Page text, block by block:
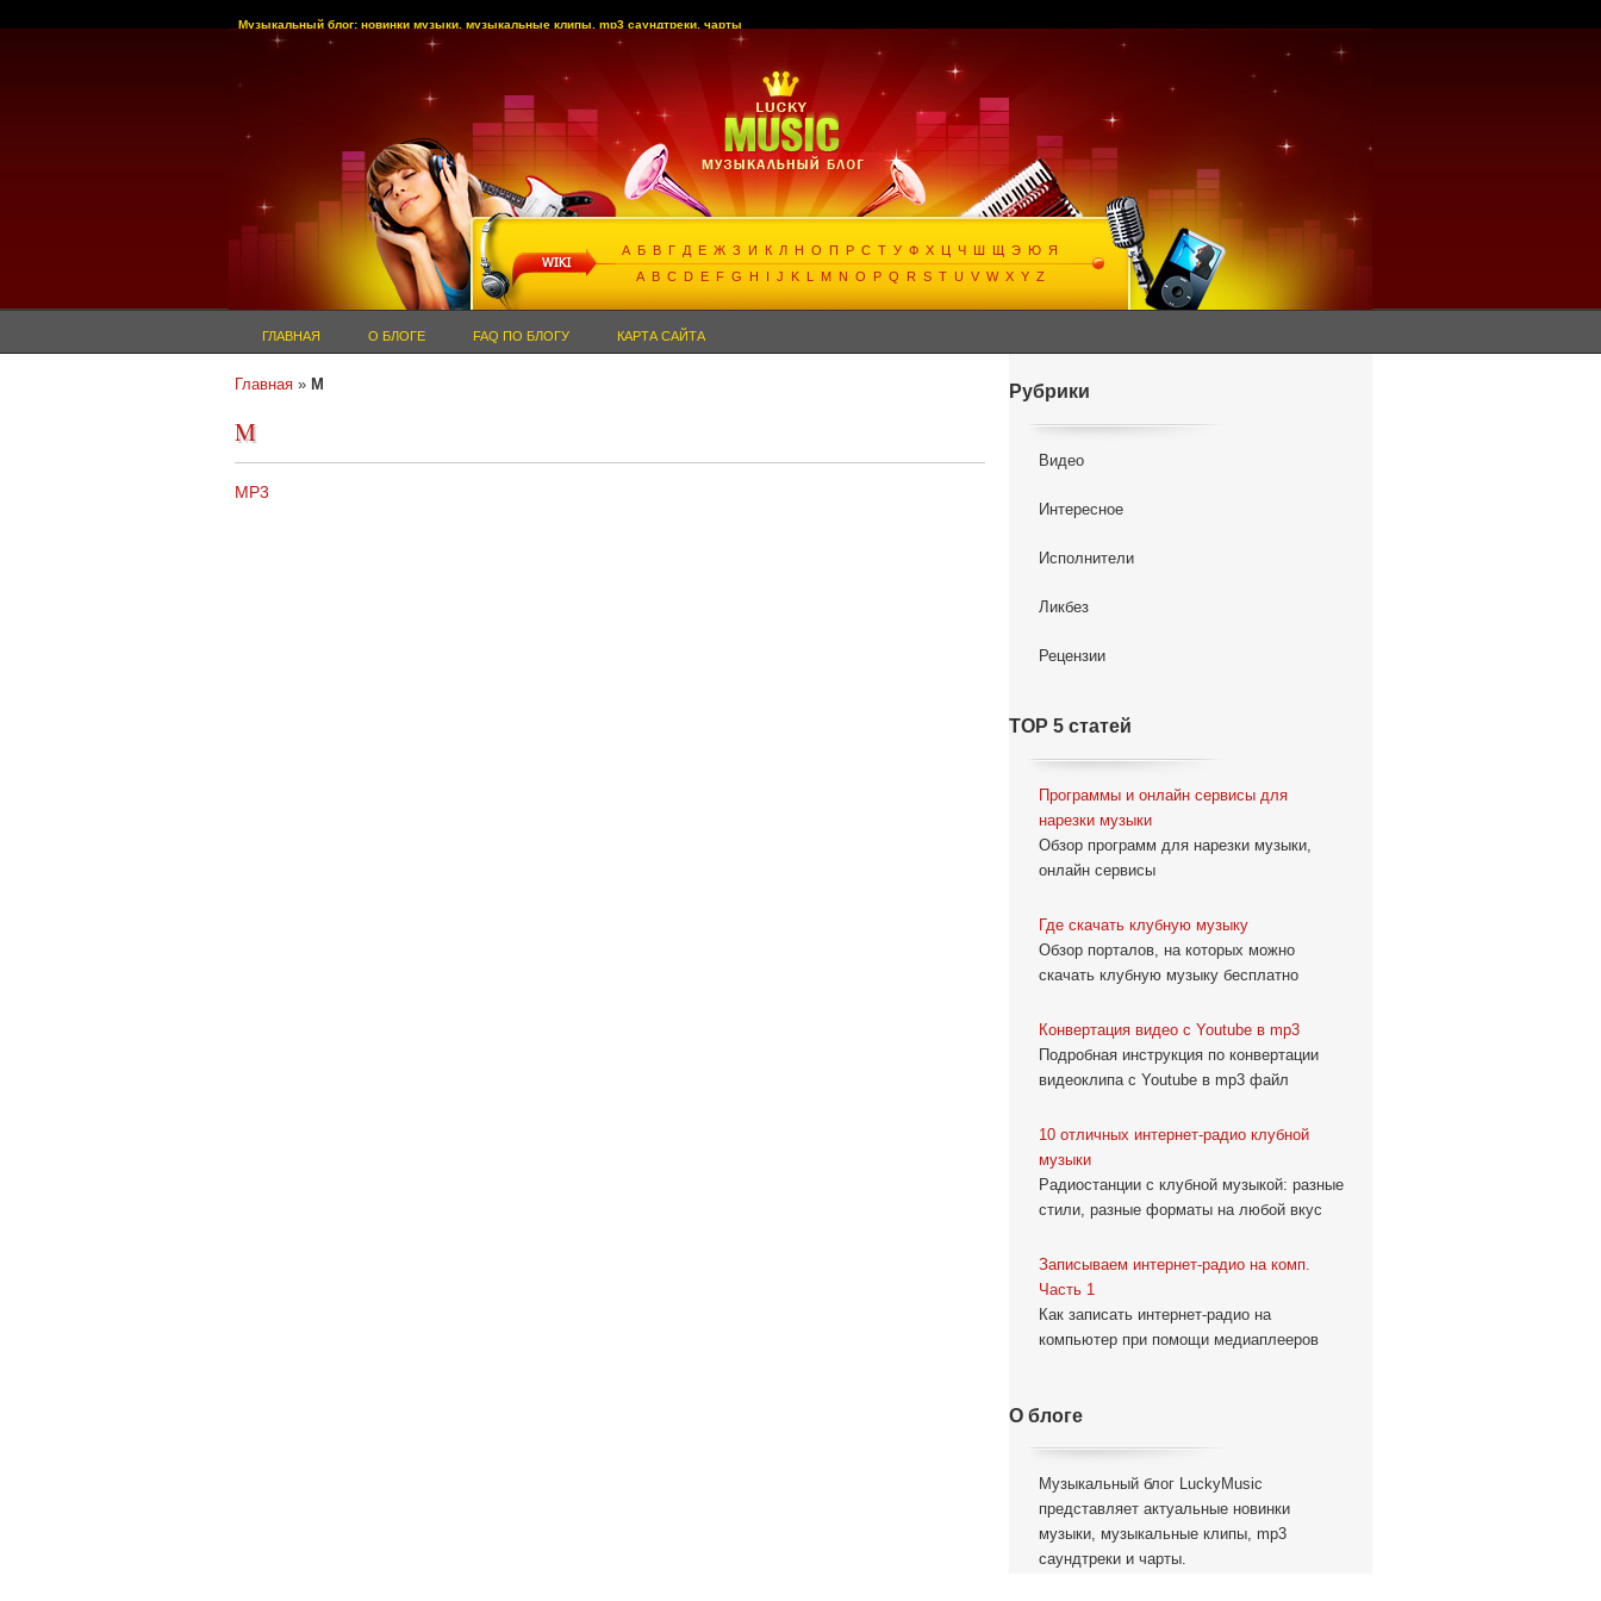
Музыкальный блог: новинки музыки, музыкальные клипы, mp3 саундтреки, чарты
A Б В Г Д Е Ж З И К Л Н О П Р С Т У Ф Х Ц Ч Ш Щ Э Ю Я
A B C D E F G H I J K L M N O P Q R S T U V W X Y Z
ГЛАВНАЯ О БЛОГЕ FAQ ПО БЛОГУ КАРТА САЙТА
Главная » M
M
MP3
Рубрики
Видео
Интересное
Исполнители
Ликбез
Рецензии
TOP 5 статей
Программы и онлайн сервисы для
нарезки музыки
Обзор программ для нарезки музыки,
онлайн сервисы
Где скачать клубную музыку
Обзор порталов, на которых можно
скачать клубную музыку бесплатно
Конвертация видео с Youtube в mp3
Подробная инструкция по конвертации
видеоклипа с Youtube в mp3 файл
10 отличных интернет-радио клубной
музыки
Радиостанции с клубной музыкой: разные
стили, разные форматы на любой вкус
Записываем интернет-радио на комп.
Часть 1
Как записать интернет-радио на
компьютер при помощи медиаплееров
О блоге
Музыкальный блог LuckyMusic
представляет актуальные новинки
музыки, музыкальные клипы, mp3
саундтреки и чарты.